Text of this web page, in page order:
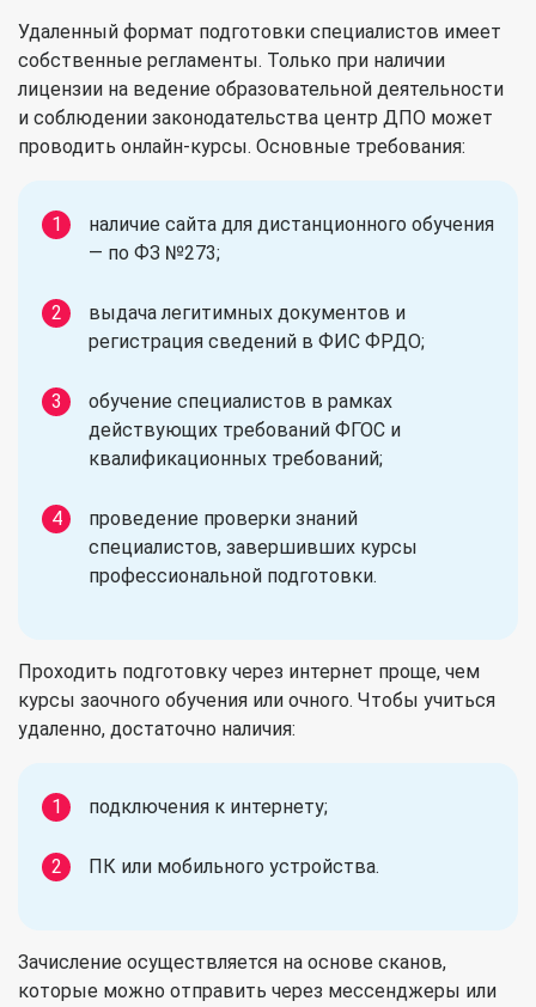
Удаленный формат подготовки специалистов имеет
собственные регламенты. Только при наличии
лицензии на ведение образовательной деятельности
и соблюдении законодательства центр ДПО может
проводить онлайн-курсы. Основные требования:
наличие сайта для дистанционного обучения
— по ФЗ №273;
выдача легитимных документов и
регистрация сведений в ФИС ФРДО;
обучение специалистов в рамках
действующих требований ФГОС и
квалификационных требований;
проведение проверки знаний
специалистов, завершивших курсы
профессиональной подготовки.
Проходить подготовку через интернет проще, чем
курсы заочного обучения или очного. Чтобы учиться
удаленно, достаточно наличия:
подключения к интернету;
ПК или мобильного устройства.
Зачисление осуществляется на основе сканов,
которые можно отправить через мессенджеры или